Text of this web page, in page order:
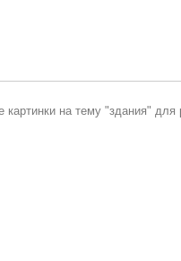
на тему "здания" для